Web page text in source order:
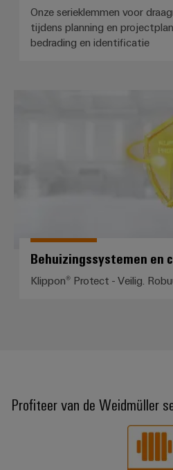
Onze serieklemmen voor
tijdens planning en
bedrading en identificatie
Behuizingssystemen en
Klippon® Protect - Veilig.
Profiteer van de Weidmüller